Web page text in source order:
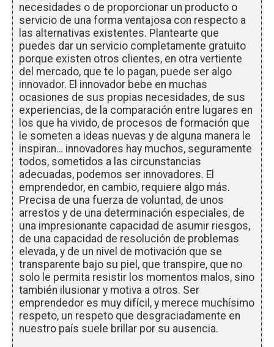
necesidades o de proporcionar un producto o
servicio de una forma ventajosa con respecto a
las alternativas existentes. Plantearte que
puedes dar un servicio completamente gratuito
porque existen otros clientes, en otra vertiente
del mercado, que te lo pagan, puede ser algo
innovador. El innovador bebe en muchas
ocasiones de sus propias necesidades, de sus
experiencias, de la comparación entre lugares en
los que ha vivido, de procesos de formación que
le someten a ideas nuevas y de alguna manera le
inspiran… innovadores hay muchos, seguramente
todos, sometidos a las circunstancias
adecuadas, podemos ser innovadores. El
emprendedor, en cambio, requiere algo más.
Precisa de una fuerza de voluntad, de unos
arrestos y de una determinación especiales, de
una impresionante capacidad de asumir riesgos,
de una capacidad de resolución de problemas
elevada, y de un nivel de motivación que se
transparente bajo su piel, que transpire, que no
solo le permita resistir los momentos malos, sino
también ilusionar y motiva a otros. Ser
emprendedor es muy difícil, y merece muchísimo
respeto, un respeto que desgraciadamente en
nuestro país suele brillar por su ausencia.